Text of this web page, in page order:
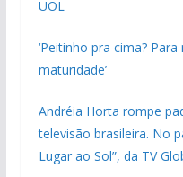
UOL
‘Peitinho pra cima?
maturidade’
Andréia Horta rompe
televisão brasileira. No
Lugar ao Sol”, da TV